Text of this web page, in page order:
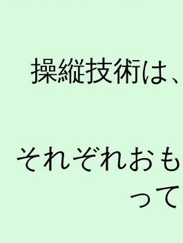
操縦技術は
それぞれお
っ